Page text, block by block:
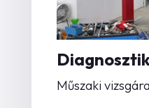
Műszaki